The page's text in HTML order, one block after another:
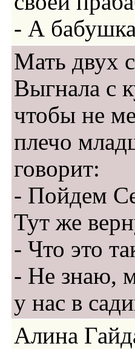
- А
Мать двух
Выгнала с
чтобы не
плечо
говорит:
- Пойдем
Тут же
- Что это
- Не знаю,
у нас в
Алина